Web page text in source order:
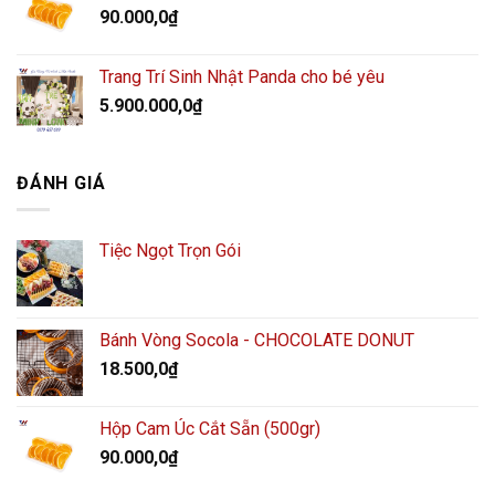
90.000,0₫
Trang Trí Sinh Nhật Panda cho bé yêu
5.900.000,0₫
ĐÁNH GIÁ
Tiệc Ngọt Trọn Gói
Bánh Vòng Socola - CHOCOLATE DONUT
18.500,0₫
Hộp Cam Úc Cắt Sẵn (500gr)
90.000,0₫